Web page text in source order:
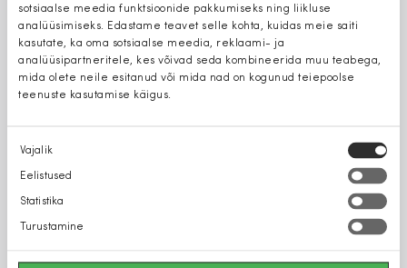
sotsiaalse meedia funktsioonide pakkumiseks ning liikluse
analüüsimiseks. Edastame teavet selle kohta, kuidas meie saiti
kasutate, ka oma sotsiaalse meedia, reklaami- ja
analüüsipartneritele, kes võivad seda kombineerida muu teabega,
mida olete neile esitanud või mida nad on kogunud teiepoolse
teenuste kasutamise käigus.
Nõusoleku
valik
Vajalik
Eelistused
Statistika
Turustamine